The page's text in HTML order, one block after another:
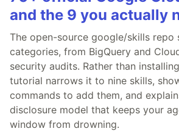
and the 9 you actually
The open-source google/skills repo
categories, from BigQuery and
security audits. Rather than
tutorial narrows it to nine skills,
commands to add them, and
disclosure model that keeps your
window from drowning.